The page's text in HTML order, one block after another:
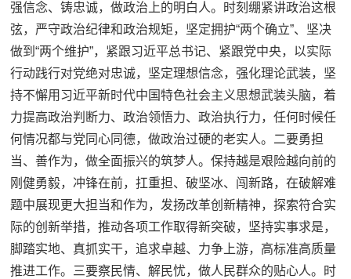
强信念、铸忠诚，做政治上的明白人。时刻绷紧讲政治这根
弦，严守政治纪律和政治规矩，坚定拥护“两个确立”、坚决
做到“两个维护”，紧跟习近平总书记、紧跟党中央，以实际
行动践行对党绝对忠诚，坚定理想信念，强化理论武装，坚
持不懈用习近平新时代中国特色社会主义思想武装头脑，着
力提高政治判断力、政治领悟力、政治执行力，任何时候任
何情况都与党同心同德，做政治过硬的老实人。二要勇担
当、善作为，做全面振兴的筑梦人。保持越是艰险越向前的
刚健勇毅，冲锋在前，扛重担、破坚冰、闯新路，在破解难
题中展现更大担当和作为，发扬改革创新精神，探索符合实
际的创新举措，推动各项工作取得新突破，坚持实事求是，
脚踏实地、真抓实干，追求卓越、力争上游，高标准高质量
推进工作。三要察民情、解民忧，做人民群众的贴心人。时